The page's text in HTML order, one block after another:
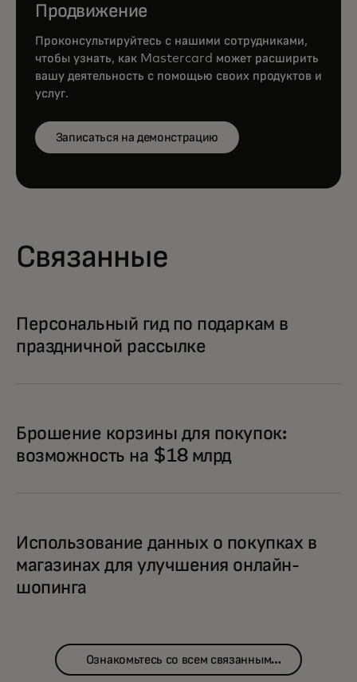
Продвижение
Проконсультируйтесь с нашими сотрудниками,
чтобы узнать, как Mastercard может расширить
вашу деятельность с помощью своих продуктов и
услуг.
Записаться на демонстрацию
Связанные
Персональный гид по подаркам в
праздничной рассылке
Брошение корзины для покупок:
возможность на $18 млрд
Использование данных о покупках в
магазинах для улучшения онлайн-
шопинга
Ознакомьтесь со всем связанным